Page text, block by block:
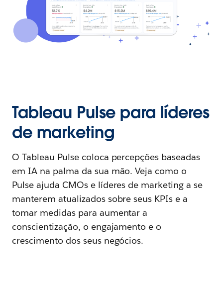
Tableau Pulse para líderes
de marketing
O Tableau Pulse coloca percepções baseadas
em IA na palma da sua mão. Veja como o
Pulse ajuda CMOs e líderes de marketing a se
manterem atualizados sobre seus KPIs e a
tomar medidas para aumentar a
conscientização, o engajamento e o
crescimento dos seus negócios.